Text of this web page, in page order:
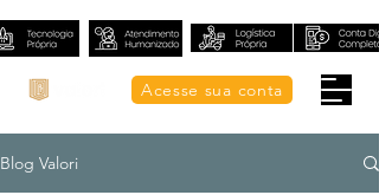
Acesse sua conta
Blog Valori